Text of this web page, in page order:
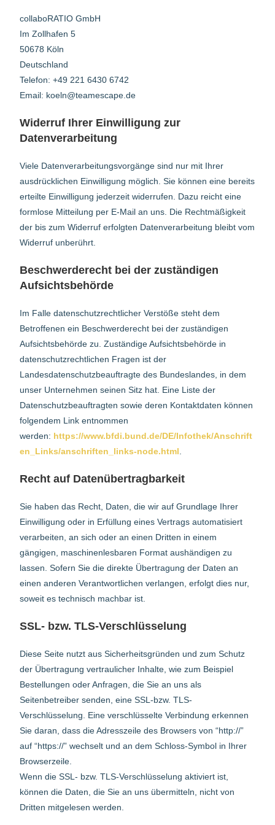
collaboRATIO GmbH
Im Zollhafen 5
50678 Köln
Deutschland
Telefon: +49 221 6430 6742
Email: koeln@teamescape.de
Widerruf Ihrer Einwilligung zur
Datenverarbeitung
Viele Datenverarbeitungsvorgänge sind nur mit Ihrer
ausdrücklichen Einwilligung möglich. Sie können eine bereits
erteilte Einwilligung jederzeit widerrufen. Dazu reicht eine
formlose Mitteilung per E-Mail an uns. Die Rechtmäßigkeit
der bis zum Widerruf erfolgten Datenverarbeitung bleibt vom
Widerruf unberührt.
Beschwerderecht bei der zuständigen
Aufsichtsbehörde
Im Falle datenschutzrechtlicher Verstöße steht dem
Betroffenen ein Beschwerderecht bei der zuständigen
Aufsichtsbehörde zu. Zuständige Aufsichtsbehörde in
datenschutzrechtlichen Fragen ist der
Landesdatenschutzbeauftragte des Bundeslandes, in dem
unser Unternehmen seinen Sitz hat. Eine Liste der
Datenschutzbeauftragten sowie deren Kontaktdaten können
folgendem Link entnommen
werden: https://www.bfdi.bund.de/DE/Infothek/Anschrift
en_Links/anschriften_links-node.html
Recht auf Datenübertragbarkeit
Sie haben das Recht, Daten, die wir auf Grundlage Ihrer
Einwilligung oder in Erfüllung eines Vertrags automatisiert
verarbeiten, an sich oder an einen Dritten in einem
gängigen, maschinenlesbaren Format aushändigen zu
lassen. Sofern Sie die direkte Übertragung der Daten an
einen anderen Verantwortlichen verlangen, erfolgt dies nur,
soweit es technisch machbar ist.
SSL- bzw. TLS-Verschlüsselung
Diese Seite nutzt aus Sicherheitsgründen und zum Schutz
der Übertragung vertraulicher Inhalte, wie zum Beispiel
Bestellungen oder Anfragen, die Sie an uns als
Seitenbetreiber senden, eine SSL-bzw. TLS-
Verschlüsselung. Eine verschlüsselte Verbindung erkennen
Sie daran, dass die Adresszeile des Browsers von “http://”
auf “https://” wechselt und an dem Schloss-Symbol in Ihrer
Browserzeile.
Wenn die SSL- bzw. TLS-Verschlüsselung aktiviert ist,
können die Daten, die Sie an uns übermitteln, nicht von
Dritten mitgelesen werden.